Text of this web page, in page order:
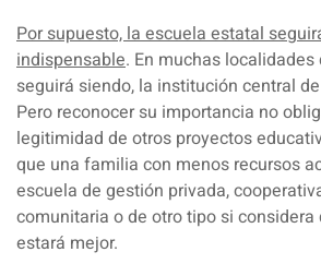
Por supuesto, la escuela estatal
indispensable. En muchas localidades
seguirá siendo, la institución central
Pero reconocer su importancia no
legitimidad de otros proyectos
que una familia con menos recursos
escuela de gestión privada,
comunitaria o de otro tipo si
estará mejor.